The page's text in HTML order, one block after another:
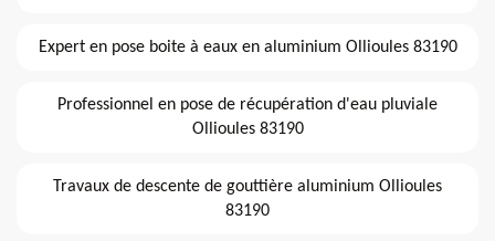
Expert en pose boite à eaux en aluminium Ollioules 83190
Professionnel en pose de récupération d'eau pluviale
Ollioules 83190
Travaux de descente de gouttière aluminium Ollioules
83190